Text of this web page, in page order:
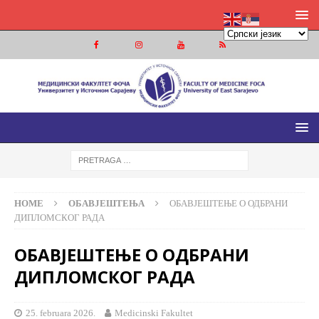
МЕДИЦИНСКИ ФАКУЛТЕТ ФОЧА
МЕДИЦИНСКИ ФАКУЛТЕТ УНИВЕРЗИТЕТА У ИСТОЧНОМ
HOME ОБАВЈЕШТЕЊА
ОБАВЈЕШТЕЊЕ О ОДБРАНИ
ДИПЛОМСКОГ РАДА
ОБАВЈЕШТЕЊЕ О ОДБРАНИ
ДИПЛОМСКОГ РАДА
25. februara 2026. Medicinski Fakultet